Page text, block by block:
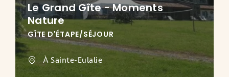
Le Grand Gîte - Moments
Nature
GÎTE D'ÉTAPE/SÉJOUR
À Sainte-Eulalie